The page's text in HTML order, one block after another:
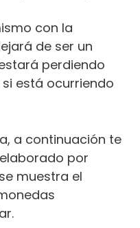
con la
de ser un
perdiendo
está ocurriendo
a continuación te
por
muestra el